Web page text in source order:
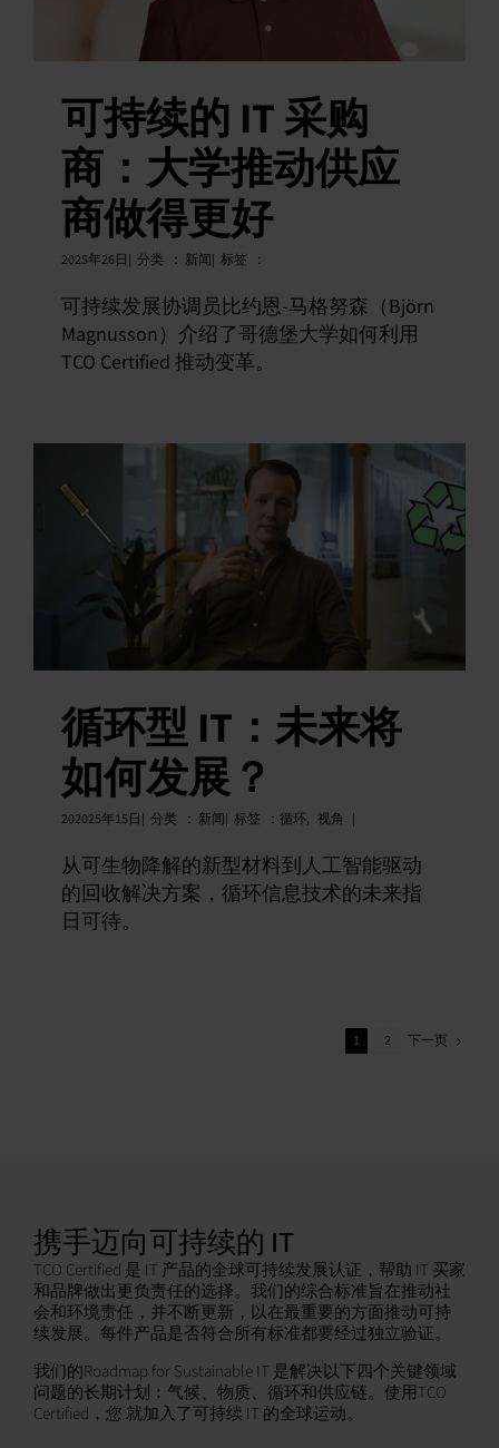
可持续的 IT 采购
商：大学推动供应
商做得更好
2025年26日| 分类 ： 新闻| 标签 ：
可持续发展协调员比约恩-马格努森（Björn
Magnusson）介绍了哥德堡大学如何利用
TCO Certified 推动变革。
循环型 IT：未来将
如何发展？
202025年15日| 分类 ： 新闻| 标签 ： 循环, 视角 |
从可生物降解的新型材料到人工智能驱动
的回收解决方案，循环信息技术的未来指
日可待。
1 2 下一页
携手迈向可持续的 IT
TCO Certified 是 IT 产品的全球可持续发展认证，帮助 IT 买家
和品牌做出更负责任的选择。我们的综合标准旨在推动社
会和环境责任，并不断更新，以在最重要的方面推动可持
续发展。每件产品是否符合所有标准都要经过独立验证。
我们的Roadmap for Sustainable IT 是解决以下四个关键领域
问题的长期计划：气候、物质、循环和供应链。使用TCO
Certified，您 就加入了可持续 IT 的全球运动。